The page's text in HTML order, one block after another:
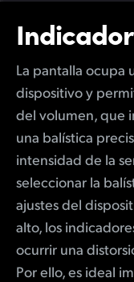
La pantalla ocupa
dispositivo y
del volumen, que
una balística
intensidad de la
seleccionar la
ajustes del
alto, los
ocurrir una
Por ello, es ideal